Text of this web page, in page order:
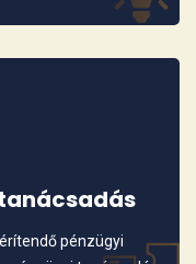
pénzügyi